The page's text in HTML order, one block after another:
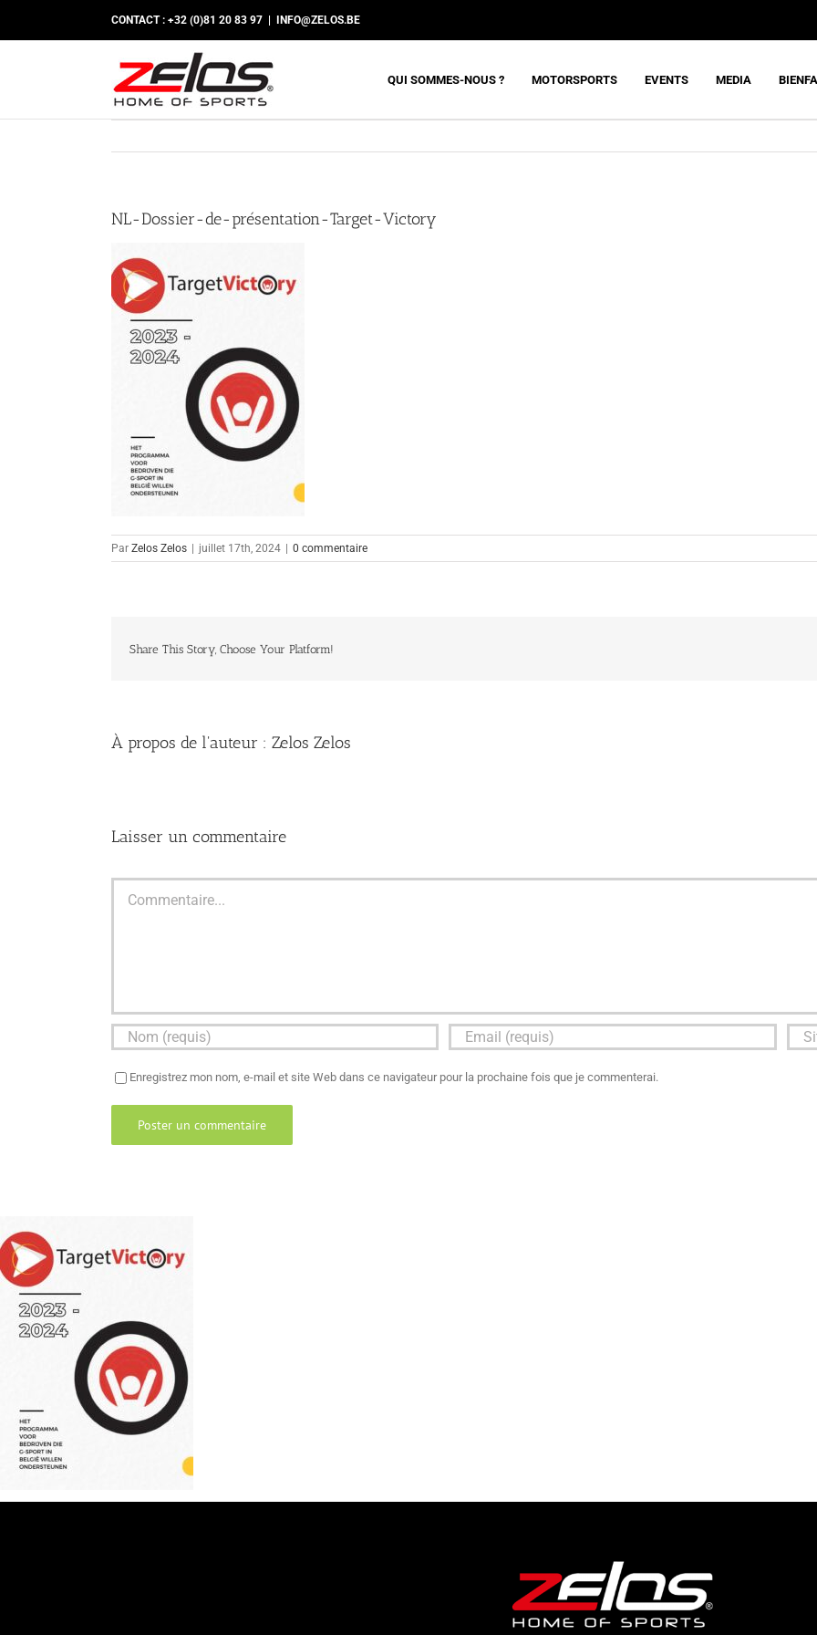
contenu
CONTACT : +32 (0)81 20 83 97 INFO@ZELOS.BE
QUI SOMMES-NOUS ? MOTORSPORTS EVENTS MEDIA
NL-Dossier-de-présentation-Target-Victory
Par Zelos Zelos juillet 17th, 2024 0 commentaire
Share This Story, Choose Your Platform!
À propos de l'auteur : Zelos Zelos
Laisser un commentaire
Enregistrez mon nom, e-mail et site Web dans ce navigateur pour la prochaine fois que je commenterai.